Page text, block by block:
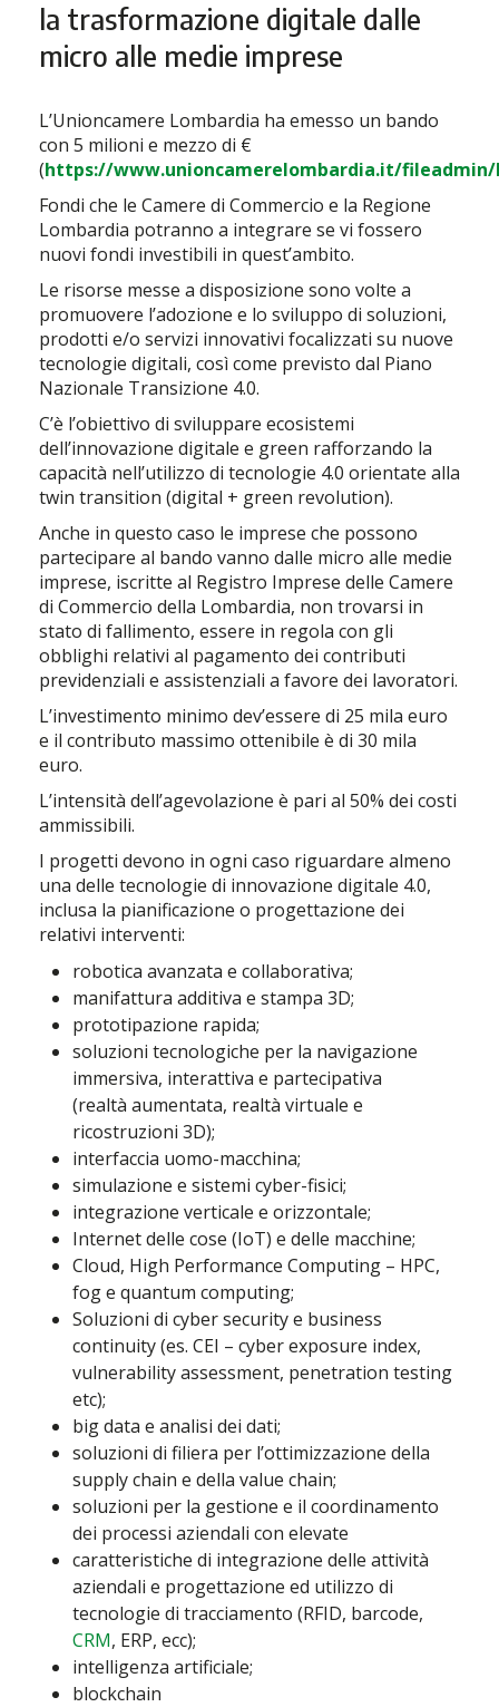
la trasformazione digitale dalle
micro alle medie imprese
L’Unioncamere Lombardia ha emesso un bando
con 5 milioni e mezzo di €
(https://www.unioncamerelombardia.it/fileadmin/
Fondi che le Camere di Commercio e la Regione
Lombardia potranno a integrare se vi fossero
nuovi fondi investibili in quest’ambito.
Le risorse messe a disposizione sono volte a
promuovere l’adozione e lo sviluppo di soluzioni,
prodotti e/o servizi innovativi focalizzati su nuove
tecnologie digitali, così come previsto dal Piano
Nazionale Transizione 4.0.
C’è l’obiettivo di sviluppare ecosistemi
dell’innovazione digitale e green rafforzando la
capacità nell’utilizzo di tecnologie 4.0 orientate alla
twin transition (digital + green revolution).
Anche in questo caso le imprese che possono
partecipare al bando vanno dalle micro alle medie
imprese, iscritte al Registro Imprese delle Camere
di Commercio della Lombardia, non trovarsi in
stato di fallimento, essere in regola con gli
obblighi relativi al pagamento dei contributi
previdenziali e assistenziali a favore dei lavoratori.
L’investimento minimo dev’essere di 25 mila euro
e il contributo massimo ottenibile è di 30 mila
euro.
L’intensità dell’agevolazione è pari al 50% dei costi
ammissibili.
I progetti devono in ogni caso riguardare almeno
una delle tecnologie di innovazione digitale 4.0,
inclusa la pianificazione o progettazione dei
relativi interventi:
robotica avanzata e collaborativa;
manifattura additiva e stampa 3D;
prototipazione rapida;
soluzioni tecnologiche per la navigazione
immersiva, interattiva e partecipativa
(realtà aumentata, realtà virtuale e
ricostruzioni 3D);
interfaccia uomo-macchina;
simulazione e sistemi cyber-fisici;
integrazione verticale e orizzontale;
Internet delle cose (IoT) e delle macchine;
Cloud, High Performance Computing – HPC,
fog e quantum computing;
Soluzioni di cyber security e business
continuity (es. CEI – cyber exposure index,
vulnerability assessment, penetration testing
etc);
big data e analisi dei dati;
soluzioni di filiera per l’ottimizzazione della
supply chain e della value chain;
soluzioni per la gestione e il coordinamento
dei processi aziendali con elevate
caratteristiche di integrazione delle attività
aziendali e progettazione ed utilizzo di
tecnologie di tracciamento (RFID, barcode,
CRM, ERP, ecc);
intelligenza artificiale;
blockchain